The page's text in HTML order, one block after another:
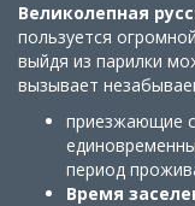
Великолепная
пользуется
выйдя из парилки
вызывает
приезжающие
период
Время